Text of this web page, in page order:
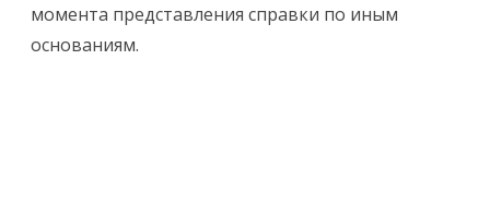
момента представления справки по иным
основаниям.